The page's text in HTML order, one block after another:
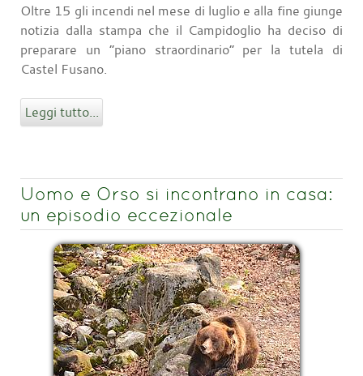
Oltre 15 gli incendi nel mese di luglio e alla fine giunge
notizia dalla stampa che il Campidoglio ha deciso di
preparare un “piano straordinario” per la tutela di
Castel Fusano.
Leggi tutto...
Uomo e Orso si incontrano in casa:
un episodio eccezionale